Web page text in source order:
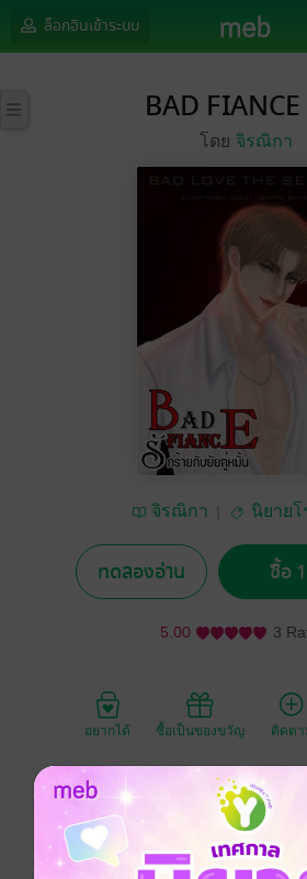
ล็อกอินเข้าระบบ
BAD FIANCE
โดย จิรณิกา
จิรณิกา นิยาย
ทดลองอ่าน ซื้อ
5.00 3
อยากได้ ซื้อเป็นของขวัญ ติดตา
เคยได้ยินสุภาษิตที่ว่าเกลียดอะไรก็ได้
ชอบผู้ชายร่านๆอย่างเซอร์เวย์
แต่ระวังจะมีผัวชื่อเซอร์เวย์ไม่รู้ตัวนะ